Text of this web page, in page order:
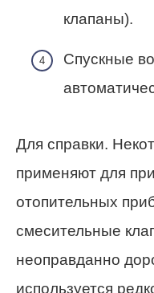
клапаны).
Спускные
Для справки.
применяют для
отопительных
смесительные
неоправданно
используется